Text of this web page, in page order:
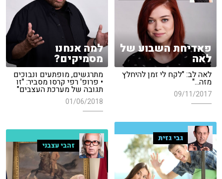
למה אנחנו
מסמיקים?
מתרגשים, מופתעים ונבוכים
• פרופ' רפי קרסו מסביר: "זו
תגובה של מערכת העצבים"
01/06/2018
פאדיחת השבוע של
לאה
לאה לב: "לקח לי זמן להיחלץ
מזה..."
09/11/2017
גבי גזית
זהבי עצבני